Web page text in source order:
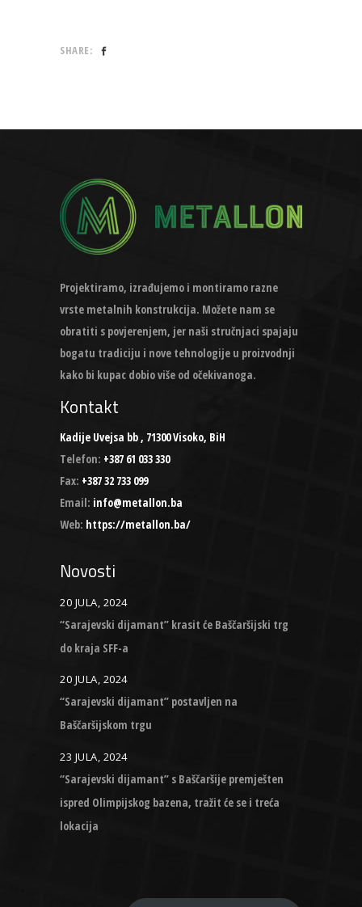
SHARE:
Projektiramo, izrađujemo i montiramo razne
vrste metalnih konstrukcija. Možete nam se
obratiti s povjerenjem, jer naši stručnjaci spajaju
bogatu tradiciju i nove tehnologije u proizvodnji
kako bi kupac dobio više od očekivanoga.
Kontakt
Kadije Uvejsa bb , 71300 Visoko, BiH
Telefon: +387 61 033 330
Fax: +387 32 733 099
Email: info@metallon.ba
Web: https://metallon.ba/
Novosti
20 JULA, 2024
“Sarajevski dijamant” krasit će Baščaršijski trg
do kraja SFF-a
20 JULA, 2024
“Sarajevski dijamant” postavljen na
Baščaršijskom trgu
23 JULA, 2024
“Sarajevski dijamant” s Baščaršije premješten
ispred Olimpijskog bazena, tražit će se i treća
lokacija